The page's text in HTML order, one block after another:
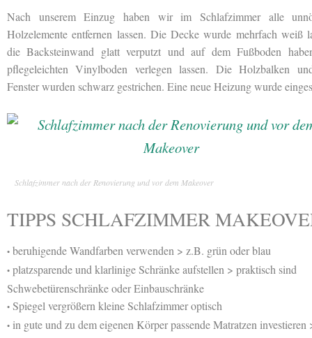
Nach unserem Einzug haben wir im Schlafzimmer alle
Holzelemente entfernen lassen. Die Decke wurde mehrfach weiß
die Backsteinwand glatt verputzt und auf dem Fußboden
pflegeleichten Vinylboden verlegen lassen. Die Holzbalken
Fenster wurden schwarz gestrichen. Eine neue Heizung wurde
Schlafzimmer nach der Renovierung und vor dem Makeover
TIPPS SCHLAFZIMMER
• beruhigende Wandfarben verwenden > z.B. grün oder blau
• platzsparende und klarlinige Schränke aufstellen > praktisch sind
Schwebetürenschränke oder Einbauschränke
• Spiegel vergrößern kleine Schlafzimmer optisch
• in gute und zu dem eigenen Körper passende Matratzen investieren